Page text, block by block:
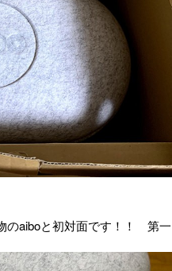
のaiboと初対面です！！ 第一